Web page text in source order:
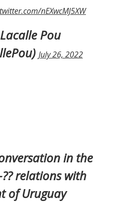
nEXwcMJ5XW
Pou
July 26, 2022
in the
relations with
of Uruguay